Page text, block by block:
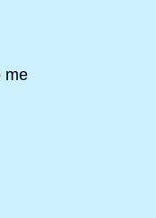
me